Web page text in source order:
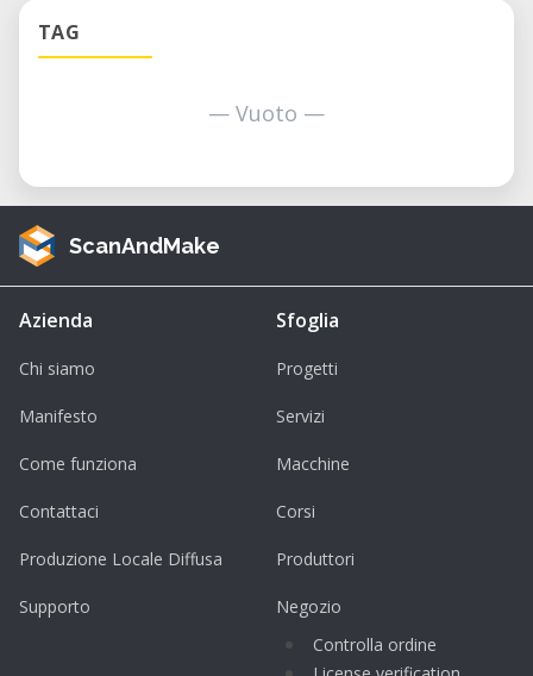
TAG
— Vuoto —
ScanAndMake
Azienda
Chi siamo
Manifesto
Come funziona
Contattaci
Produzione Locale Diffusa
Supporto
Sfoglia
Progetti
Servizi
Macchine
Corsi
Produttori
Negozio
Controlla ordine